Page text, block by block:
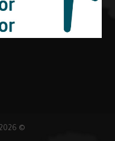
© 2026